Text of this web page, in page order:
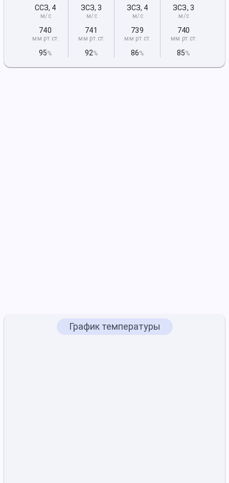
ССЗ, 4
м/с
740
мм рт.ст.
95%
ЗСЗ,3
м/с
741
мм рт.ст.
92%
ЗСЗ, 4
м/с
739
мм рт.ст.
86%
ЗСЗ, 3
м/с
740
мм рт.ст.
85%
График температуры